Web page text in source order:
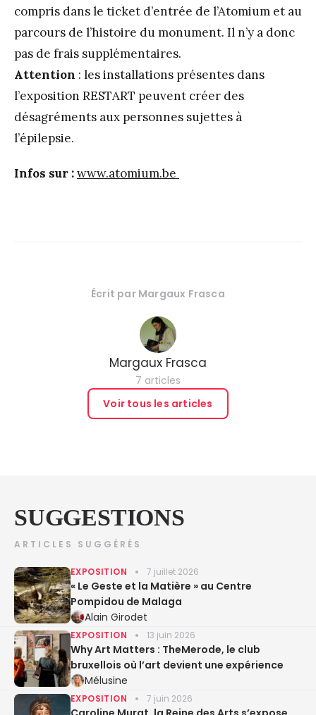
compris dans le ticket d’entrée de l’Atomium et au
parcours de l’histoire du monument. Il n’y a donc
pas de frais supplémentaires.
Attention : les installations présentes dans
l’exposition RESTART peuvent créer des
désagréments aux personnes sujettes à
l’épilepsie.
Infos sur :www.atomium.be
Écrit par Margaux Frasca
Margaux Frasca
7 articles
Voir tous les articles
SUGGESTIONS
ARTICLES SUGGÉRÉS
EXPOSITION 7 juillet 2026
« Le Geste et la Matière » au Centre
Pompidou de Malaga
Alain Girodet
EXPOSITION 13 juin 2026
Why Art Matters : TheMerode, le club
bruxellois où l’art devient une expérience
Mélusine
EXPOSITION 7 juin 2026